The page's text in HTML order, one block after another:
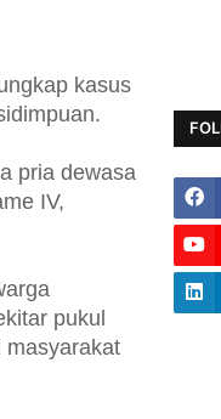
kasus
pria dewasa
IV,
pukul
masyarakat